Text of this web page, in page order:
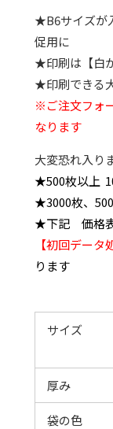
★B6サイズが
促用に
★印刷は【白
★印刷できる
※ご注文フォ
なります
大変恐れ入り
★500枚以上
★3000枚、
★下記 価格表
【初回データ
ります
サイズ
厚み
袋の色